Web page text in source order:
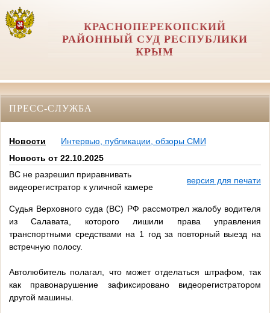
КРАСНОПЕРЕКОПСКИЙ
РАЙОННЫЙ СУД РЕСПУБЛИКИ
КРЫМ
ПРЕСС-СЛУЖБА
Новости
Интервью, публикации, обзоры СМИ
Новость от 22.10.2025
ВС не разрешил приравнивать
видеорегистратор к уличной камере
версия для печати
Судья Верховного суда (ВС) РФ рассмотрел жалобу водителя
из Салавата, которого лишили права управления
транспортными средствами на 1 год за повторный выезд на
встречную полосу.
Автолюбитель полагал, что может отделаться штрафом, так
как правонарушение зафиксировано видеорегистратором
другой машины.